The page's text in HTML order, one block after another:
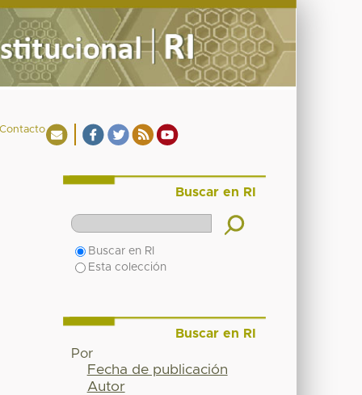
Buscar en RI
Buscar en RI
Esta colección
Buscar en RI
Por
Fecha de publicación
Autor